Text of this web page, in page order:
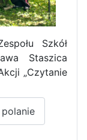
Szkół
Staszica
„Czytanie